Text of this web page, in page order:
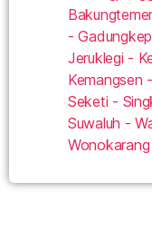
-
Jeruklegi -
Kemangsen
Seketi -
Suwaluh -